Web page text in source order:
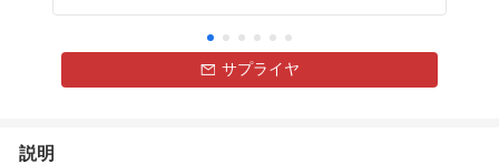
サプライヤ
説明